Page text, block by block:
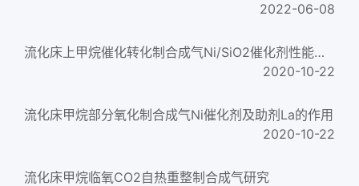
2022-06-08
流化床上甲烷催化转化制合成气Ni/SiO2催化剂性能研究
2020-10-22
流化床甲烷部分氧化制合成气Ni催化剂及助剂La的作用
2020-10-22
流化床甲烷临氧CO2自热重整制合成气研究